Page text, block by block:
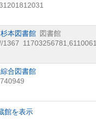
本図書館 図書館
1367
合図書館
館を表示